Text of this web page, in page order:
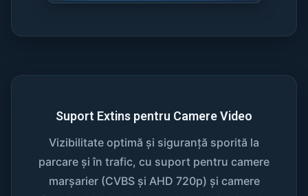
Suport Extins pentru Camere Video
Vizibilitate optimă și siguranță sporită la
parcare și în trafic, cu suport pentru camere
marșarier (CVBS și AHD 720p) și camere